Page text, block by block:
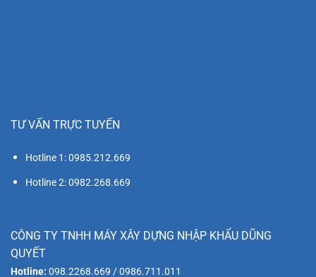
TƯ VẤN TRỰC TUYẾN
Hotline 1: 0985.212.669
Hotline 2: 0982.268.669
CÔNG TY TNHH MÁY XÂY DỰNG NHẬP KHẨU DŨNG
QUYẾT
Hotline: 098.2268.669 / 0986.711.011